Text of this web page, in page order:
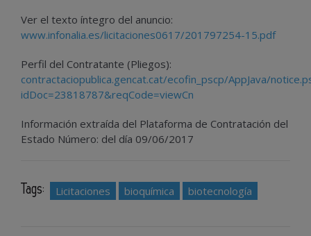
Ver el texto íntegro del anuncio:
www.infonalia.es/licitaciones0617/201797254-15.pdf
Perfil del Contratante (Pliegos):
contractaciopublica.gencat.cat/ecofin_pscp/AppJava/
idDoc=23818787&reqCode=viewCn
Información extraída del Plataforma de Contratación del
Estado Número: del día 09/06/2017
Tags: Licitaciones bioquímica biotecnología